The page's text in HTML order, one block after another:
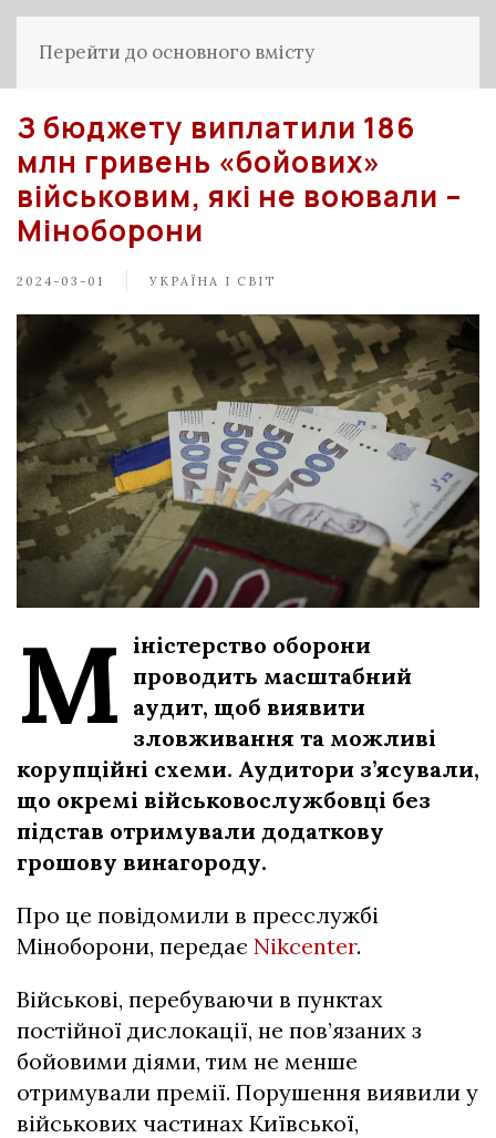
Перейти до основного вмісту
З бюджету виплатили 186
млн гривень «бойових»
військовим, які не воювали –
Міноборони
2024-03-01 УКРАЇНА І СВІТ
М іністерство оборони
проводить масштабний
аудит, щоб виявити
зловживання та можливі
корупційні схеми. Аудитори з’ясували,
що окремі військовослужбовці без
підстав отримували додаткову
грошову винагороду.
Про це повідомили в пресслужбі
Міноборони, передає Nikcenter.
Військові, перебуваючи в пунктах
постійної дислокації, не пов’язаних з
бойовими діями, тим не менше
отримували премії. Порушення виявили у
військових частинах Київської,